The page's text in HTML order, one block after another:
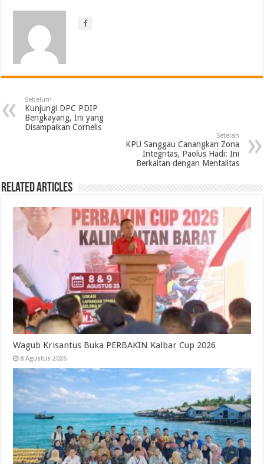
Sebelum
Kunjungi DPC PDIP
Bengkayang, Ini yang
Disampaikan Cornelis
Setelah
KPU Sanggau Canangkan Zona
Integritas, Paolus Hadi: Ini
Berkaitan dengan Mentalitas
Related Articles
Wagub Krisantus Buka PERBAKIN Kalbar Cup 2026
8 Agustus 2026